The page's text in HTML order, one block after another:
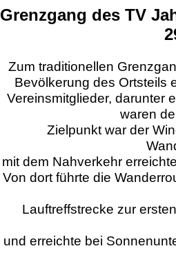
Grenzgang des TV
Zum traditionellen
Bevölkerung des Ortsteils
Vereinsmitglieder, darunter
waren
Zielpunkt war der
mit dem Nahverkehr
Von dort führte die
Lauftreffstrecke zur
und erreichte bei